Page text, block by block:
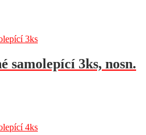
samolepící 3ks, nosn.